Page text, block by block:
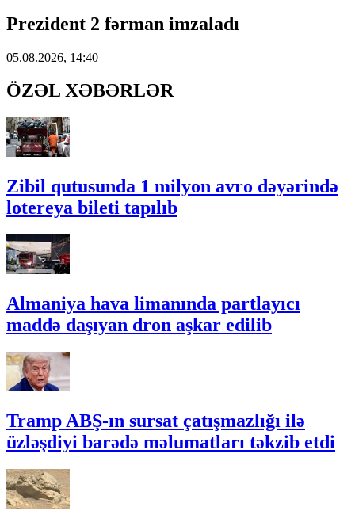
Prezident 2 fərman imzaladı
05.08.2026, 14:40
ÖZƏL XƏBƏRLƏR
Zibil qutusunda 1 milyon avro dəyərində
lotereya bileti tapılıb
Almaniya hava limanında partlayıcı
maddə daşıyan dron aşkar edilib
Tramp ABŞ-ın sursat çatışmazlığı ilə
üzləşdiyi barədə məlumatları təkzib etdi